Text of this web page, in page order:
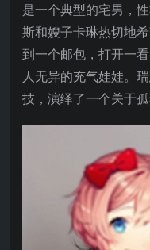
是一个典型的宅男，
斯和嫂子卡琳热切地
到一个邮包，打开一
人无异的充气娃娃。
技，演绎了一个关于